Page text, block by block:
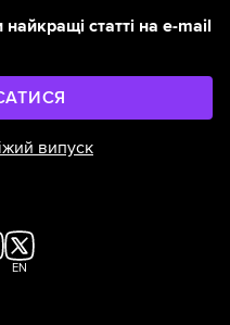
статті на e-mail
випуск
EN